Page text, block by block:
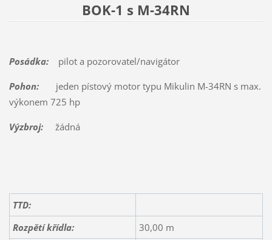
BOK-1 s M-34RN
Posádka:pilot a pozorovatel/navigátor
Pohon:jeden pístový motor typu Mikulin M-34RN s max.
výkonem 725 hp
Výzbroj:žádná
TTD:
Rozpětí křídla:
30,00 m